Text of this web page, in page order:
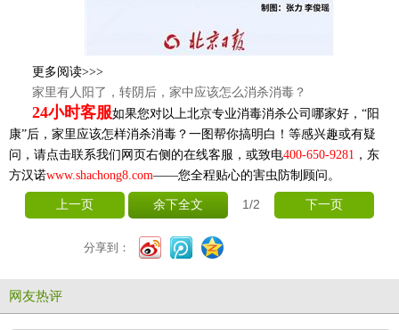
更多阅读>>>
家里有人阳了，转阴后，家中应该怎么消杀消毒？
24小时客服如果您对以上北京专业消毒消杀公司 哪家好，“阳
康”后，家里应该怎样消杀消毒？一图帮你搞明白！等感兴趣或有疑
问，请点击联系我们网页右侧的在线客服，或致电400-650-9281 ， 东
方汉诺www.shachong8.com——您全程贴心的害虫防制顾问。
上一页 余下全文 1/2 下一页
分享到：
网友热评